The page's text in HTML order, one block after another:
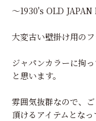
～1930's OLD
大変古い壁掛け用のフ
ジャパンカラーに拘
と思います。
雰囲気抜群なので、
頂けるアイテムとなっ